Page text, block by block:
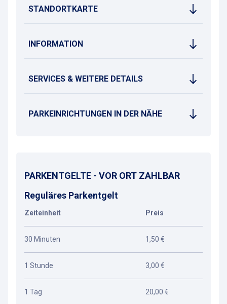
STANDORTKARTE
INFORMATION
SERVICES & WEITERE DETAILS
PARKEINRICHTUNGEN IN DER NÄHE
PARKENTGELTE - VOR ORT ZAHLBAR
Reguläres Parkentgelt
Zeiteinheit Preis
30 Minuten 1,50 €
1 Stunde 3,00 €
1 Tag 20,00 €